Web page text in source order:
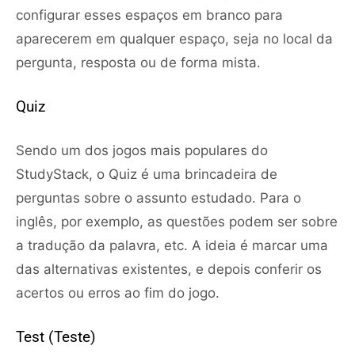
configurar esses espaços em branco para
aparecerem em qualquer espaço, seja no local da
pergunta, resposta ou de forma mista.
Quiz
Sendo um dos jogos mais populares do
StudyStack, o Quiz é uma brincadeira de
perguntas sobre o assunto estudado. Para o
inglês, por exemplo, as questões podem ser sobre
a tradução da palavra, etc. A ideia é marcar uma
das alternativas existentes, e depois conferir os
acertos ou erros ao fim do jogo.
Test (Teste)